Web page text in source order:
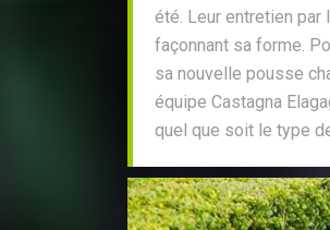
été. Leur entretien
façonnant sa forme.
sa nouvelle pousse
équipe Castagna
quel que soit le type